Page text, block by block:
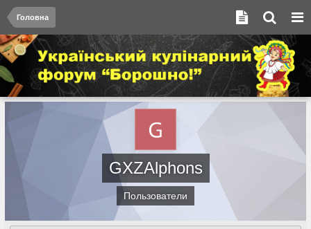
Головна
GXZAlphons
Пользователи